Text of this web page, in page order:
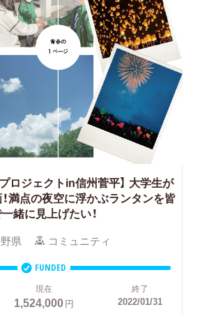
ロジェクトin信州菅平】 大学生が
満点の夜空に浮かぶランタンを皆
緒に見上げたい！
県 コミュニティ
FUNDED
現在
1,524,000円
終了
2022/01/31